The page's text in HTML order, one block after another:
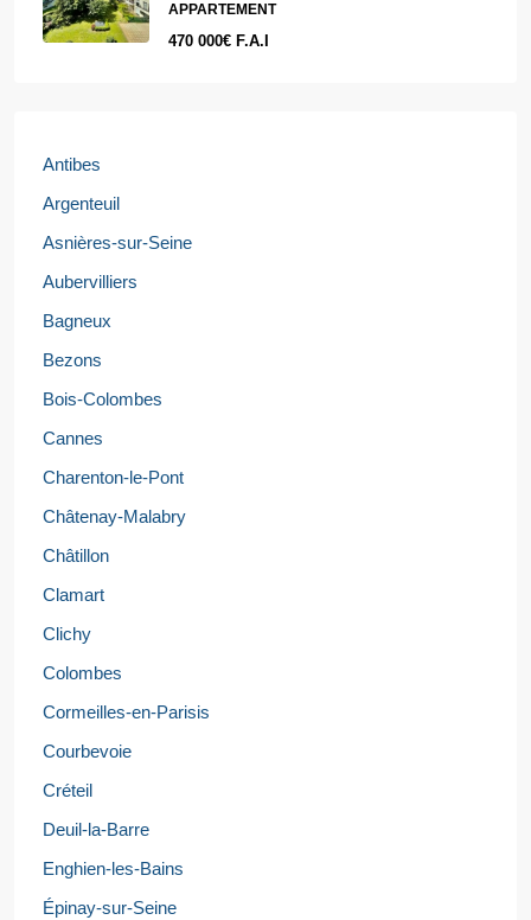
APPARTEMENT
470 000€ F.A.I
Antibes
Argenteuil
Asnières-sur-Seine
Aubervilliers
Bagneux
Bezons
Bois-Colombes
Cannes
Charenton-le-Pont
Châtenay-Malabry
Châtillon
Clamart
Clichy
Colombes
Cormeilles-en-Parisis
Courbevoie
Créteil
Deuil-la-Barre
Enghien-les-Bains
Épinay-sur-Seine